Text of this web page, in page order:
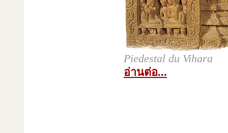
Piedestal du Vihara
อ่านต่อ...